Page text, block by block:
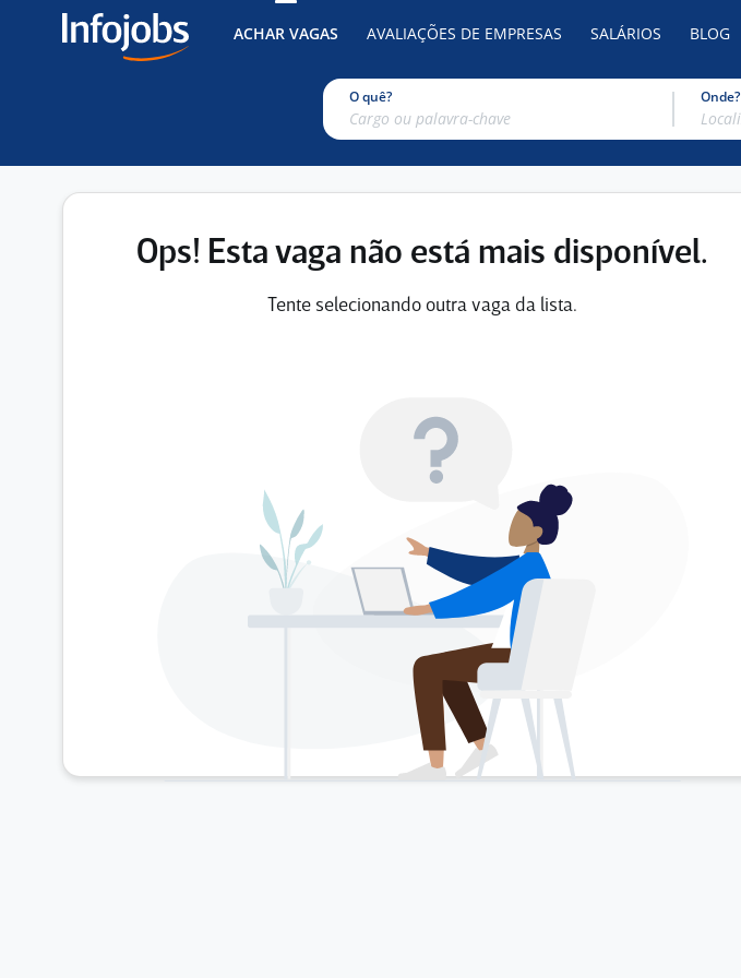
ACHAR VAGAS AVALIAÇÕES DE EMPRESAS SALÁRIOS BLOG
O quê? Onde?
Ops! Esta vaga não está mais disponível.
Tente selecionando outra vaga da lista.